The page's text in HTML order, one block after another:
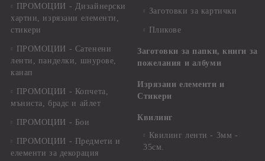
ПРОМОЦИИ - Дизайнерски
хартии, изрязани елементи,
стикери
ПРОМОЦИИ - Сатенени
ленти, панделки, шнурове,
канап
ПРОМОЦИИ - Копчета,
мъниста, брадс и айлет
ПРОМОЦИИ - Бои
ПРОМОЦИИ - Предмети и
елементи за декорация
Заготовки за картички
Пликове
Заготовки за папки, книги за
пожелания и албуми
Изрязани елементи и
Стикери
Квилинг
Квилинг ленти - 3мм -
35см.